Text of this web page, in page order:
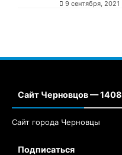
9 сентября, 2021
Сайт Черновцов — 1408
Сайт города Черновцы
Подписаться